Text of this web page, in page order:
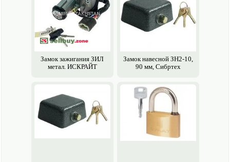
Замок зажигания ЗИЛ
метал. ИСКРАЙТ
Замок навесной ЗН2-10,
90 мм, Сибртех